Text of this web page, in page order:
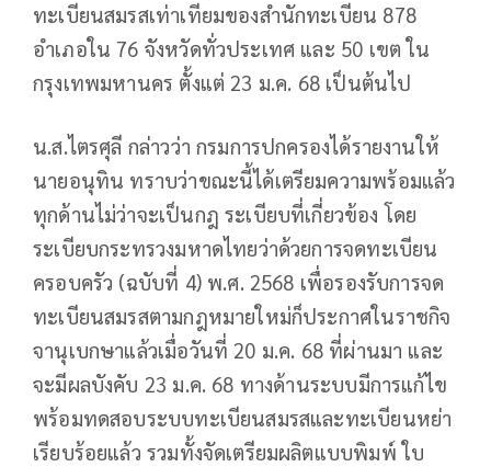
ทะเบียนสมรสเท่าเทียมของสำนักทะเบียน 878
อำเภอใน 76 จังหวัดทั่วประเทศ และ 50 เขต ใน
กรุงเทพมหานคร ตั้งแต่ 23 ม.ค. 68 เป็นต้นไป
น.ส.ไตรศุลี กล่าวว่า กรมการปกครองได้รายงานให้
นายอนุทิน ทราบว่าขณะนี้ได้เตรียมความพร้อมแล้ว
ทุกด้านไม่ว่าจะเป็นกฎ ระเบียบที่เกี่ยวข้อง โดย
ระเบียบกระทรวงมหาดไทยว่าด้วยการจดทะเบียน
ครอบครัว (ฉบับที่ 4) พ.ศ. 2568 เพื่อรองรับการจด
ทะเบียนสมรสตามกฎหมายใหม่ก็ประกาศในราชกิจ
จานุเบกษาแล้วเมื่อวันที่ 20 ม.ค. 68 ที่ผ่านมา และ
จะมีผลบังคับ 23 ม.ค. 68 ทางด้านระบบมีการแก้ไข
พร้อมทดสอบระบบทะเบียนสมรสและทะเบียนหย่า
เรียบร้อยแล้ว รวมทั้งจัดเตรียมผลิตแบบพิมพ์ ใบ